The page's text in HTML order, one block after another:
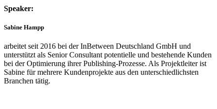
Speaker:
Sabine Hampp
arbeitet seit 2016 bei der InBetween Deutschland GmbH und
unterstützt als Senior Consultant potentielle und bestehende Kunden
bei der Optimierung ihrer Publishing-Prozesse. Als Projektleiter ist
Sabine für mehrere Kundenprojekte aus den unterschiedlichsten
Branchen tätig.